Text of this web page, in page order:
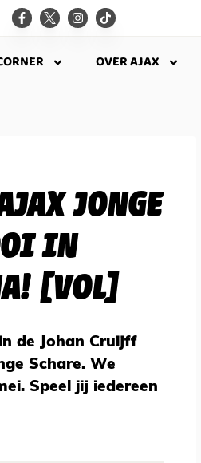
OVER AJAX
JONGE
IN
[VOL]
de Johan Cruijff
Schare. We
Speel jij iedereen